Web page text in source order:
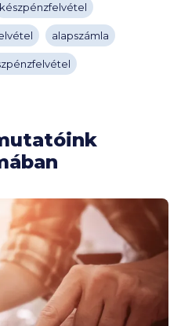
készpénzfelvétel
alapszámla